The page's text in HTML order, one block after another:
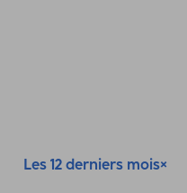
Les 12 derniers mois